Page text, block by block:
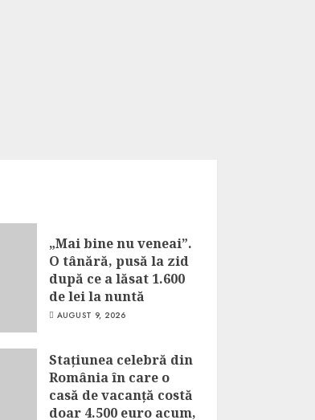
„Mai bine nu veneai”.
O tânără, pusă la zid
după ce a lăsat 1.600
de lei la nuntă
AUGUST 9, 2026
Stațiunea celebră din
România în care o
casă de vacanță costă
doar 4.500 euro acum,